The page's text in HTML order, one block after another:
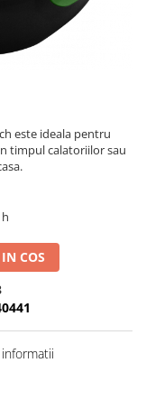
este ideala pentru
timpul calatoriilor sau
COS